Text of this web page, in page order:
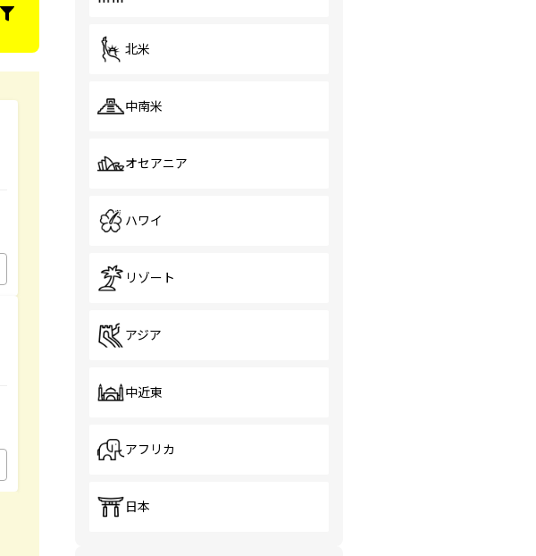
北米
中南米
オセアニア
ハワイ
リゾート
アジア
中近東
アフリカ
日本